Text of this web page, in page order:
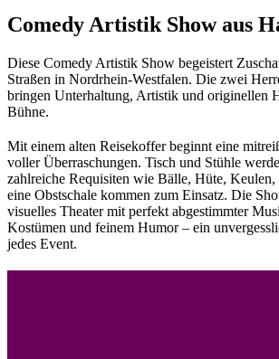
Comedy Artistik Show aus
Diese Comedy Artistik Show begeistert
Straßen in Nordrhein-Westfalen. Die zwei
bringen Unterhaltung, Artistik und originellen
Bühne.
Mit einem alten Reisekoffer beginnt eine
voller Überraschungen. Tisch und Stühle
zahlreiche Requisiten wie Bälle, Hüte, Keulen,
eine Obstschale kommen zum Einsatz. Die
visuelles Theater mit perfekt abgestimmter
Kostümen und feinem Humor – ein
jedes Event.